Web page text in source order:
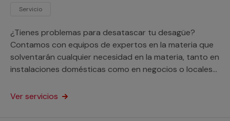
Servicio
¿Tienes problemas para desatascar tu desagüe?
Contamos con equipos de expertos en la materia que
solventarán cualquier necesidad en la materia, tanto en
instalaciones domésticas como en negocios o locales
Ver servicios